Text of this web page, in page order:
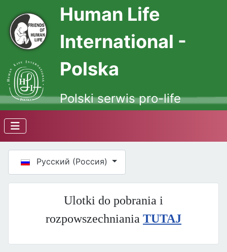
Human Life
International -
Polska
Polski serwis pro-life
Русский (Россия)
Ulotki do pobrania i
rozpowszechniania TUTAJ